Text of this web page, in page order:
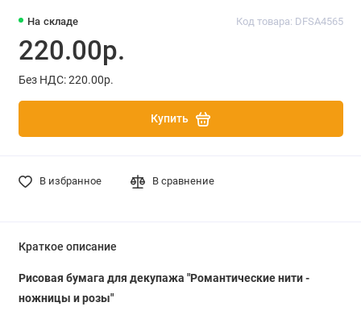
На складе Код товара: DFSA4565
220.00р.
Без НДС: 220.00р.
Купить
В избранное В сравнение
Краткое описание
Рисовая бумага для декупажа "Романтические нити -
ножницы и розы"